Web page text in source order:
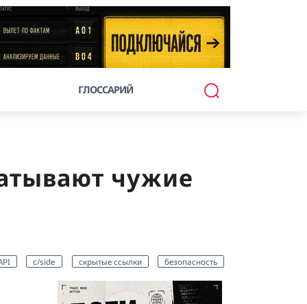
ГЛОССАРИЙ
чужие
c/side скрытые ссылки безопасность